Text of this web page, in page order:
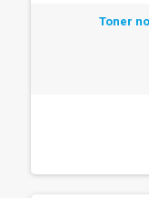
Toner